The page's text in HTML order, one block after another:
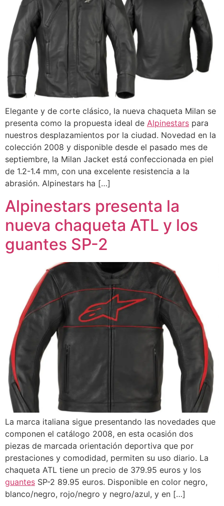
Elegante y de corte clásico, la nueva chaqueta Milan se
presenta como la propuesta ideal de Alpinestars para
nuestros desplazamientos por la ciudad. Novedad en la
colección 2008 y disponible desde el pasado mes de
septiembre, la Milan Jacket está confeccionada en piel
de 1.2-1.4 mm, con una excelente resistencia a la
abrasión. Alpinestars ha […]
Alpinestars presenta la
nueva chaqueta ATL y los
guantes SP-2
La marca italiana sigue presentando las novedades que
componen el catálogo 2008, en esta ocasión dos
piezas de marcada orientación deportiva que por
prestaciones y comodidad, permiten su uso diario. La
chaqueta ATL tiene un precio de 379.95 euros y los
guantes SP-2 89.95 euros. Disponible en color negro,
blanco/negro, rojo/negro y negro/azul, y en […]